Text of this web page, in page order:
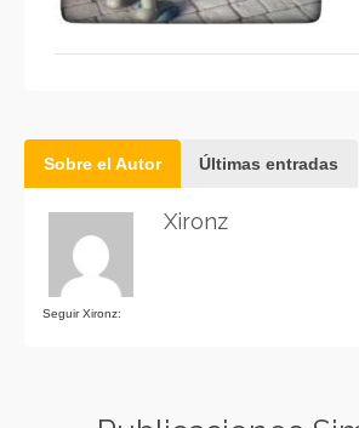
Sobre el Autor Últimas entradas
Seguir Xironz:
Xironz